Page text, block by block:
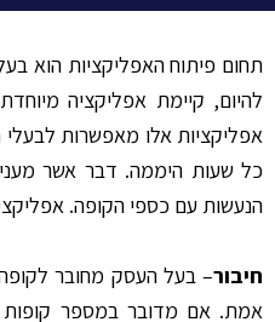
תחום פיתוח האפליקציות הוא
להיום, קיימת אפליקציה
אפליקציות אלו מאפשרות
כל שעות היממה. דבר אשר
הנעשות עם כספי הקופה.
חיבור– בעל העסק מחובר
אמת. אם מדובר במספר